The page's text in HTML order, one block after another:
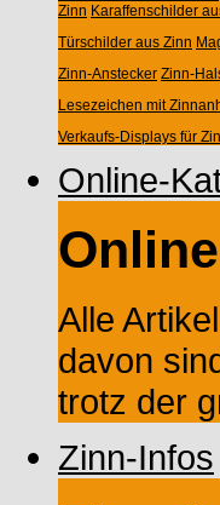
Zinn Karaffenschilder
Türschilder aus Zinn
Zinn-Anstecker Zinn-
Lesezeichen mit
Verkaufs-Displays für
Online-
Alle
davon
trotz der
Zinn-Infos